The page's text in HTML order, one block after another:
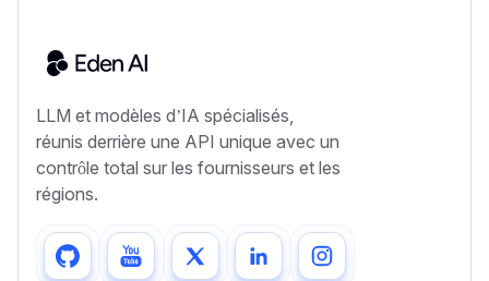
LLM et modèles d’IA spécialisés,
réunis derrière une API unique avec un
contrôle total sur les fournisseurs et les
régions.